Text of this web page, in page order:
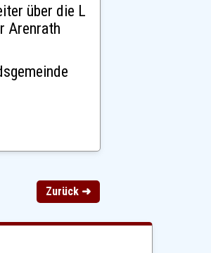
über die L
Arenrath
Zurück ➜